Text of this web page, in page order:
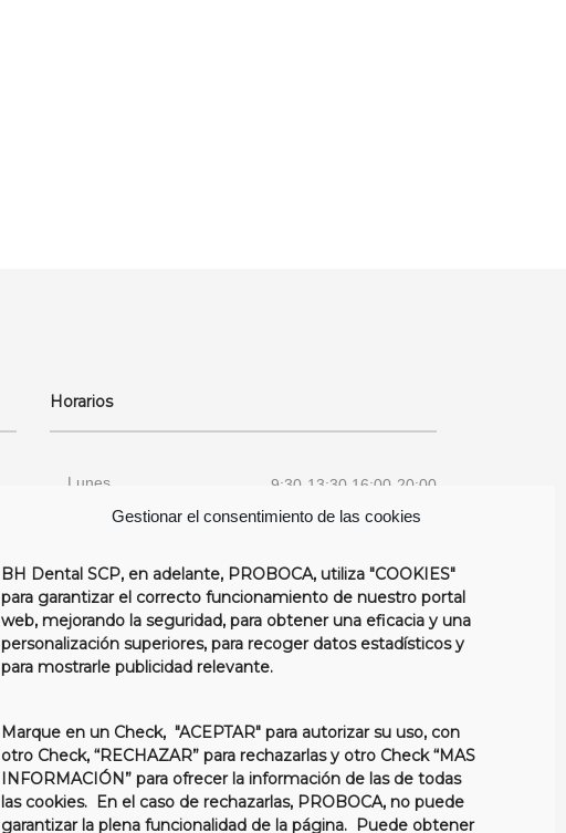
Gestionar el consentimiento de las cookies
BH Dental SCP, en adelante, PROBOCA, utiliza "COOKIES"
para garantizar el correcto funcionamiento de nuestro portal
web, mejorando la seguridad, para obtener una eficacia y una
personalización superiores, para recoger datos estadísticos y
para mostrarle publicidad relevante.
Marque en un Check, "ACEPTAR" para autorizar su uso, con
otro Check, “RECHAZAR” para rechazarlas y otro Check“MAS
INFORMACIÓN” para ofrecer la información de las de todas
las cookies. En el caso de rechazarlas, PROBOCA, no puede
garantizar la plena funcionalidad de la página. Puede obtener
Horarios
Lunes 9:30-13:30 16:00-20:00
Miercoles 9:30-13:30 16:00-20:00
Jueves 9:30-13:30 16:00-20:00
Sabado Cerrado
Domingo Cerrado